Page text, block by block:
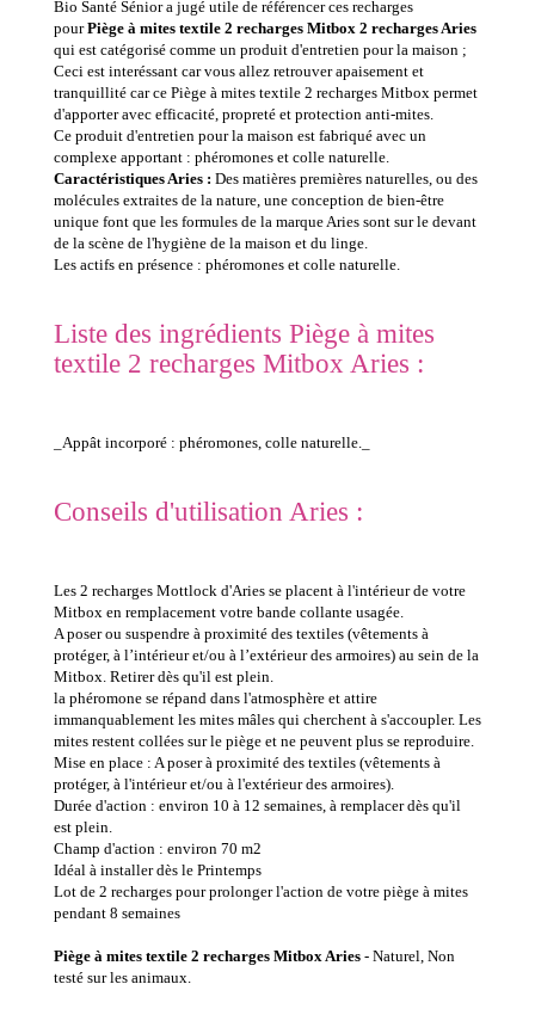
Bio Santé Sénior a jugé utile de référencer ces recharges
pourPiège à mites textile 2 recharges Mitbox 2 recharges Aries
qui est catégorisé comme un produit d'entretien pour la maison ;
Ceci est interéssant car vous allez retrouver apaisement et
tranquillité car ce Piège à mites textile 2 recharges Mitbox permet
d'apporter avec efficacité, propreté et protection anti-mites.
Ce produit d'entretien pour la maison est fabriqué avec un
complexe apportant : phéromones et colle naturelle.
Caractéristiques Aries : Des matières premières naturelles, ou des
molécules extraites de la nature, une conception de bien-être
unique font que les formules de la marque Aries sont sur le devant
de la scène de l'hygiène de la maison et du linge.
Les actifs en présence : phéromones et colle naturelle.
Liste des ingrédients Piège à mites
textile 2 recharges Mitbox Aries :
_Appât incorporé : phéromones, colle naturelle._
Conseils d'utilisation Aries :
Les 2 recharges Mottlock d'Aries se placent à l'intérieur de votre
Mitbox en remplacement votre bande collante usagée.
A poser ou suspendre à proximité des textiles (vêtements à
protéger, à l’intérieur et/ou à l’extérieur des armoires) au sein de la
Mitbox. Retirer dès qu'il est plein.
la phéromone se répand dans l'atmosphère et attire
immanquablement les mites mâles qui cherchent à s'accoupler. Les
mites restent collées sur le piège et ne peuvent plus se reproduire.
Mise en place : A poser à proximité des textiles (vêtements à
protéger, à l'intérieur et/ou à l'extérieur des armoires).
Durée d'action : environ 10 à 12 semaines, à remplacer dès qu'il
est plein.
Champ d'action : environ 70 m2
Idéal à installer dès le Printemps
Lot de 2 recharges pour prolonger l'action de votre piège à mites
pendant 8 semaines
Piège à mites textile 2 recharges Mitbox Aries - Naturel, Non
testé sur les animaux.